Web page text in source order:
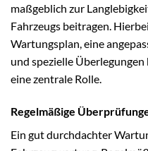
maßgeblich zur
Fahrzeugs beitragen.
Wartungsplan, eine
und spezielle
eine zentrale Rolle.
Regelmäßige
Ein gut durchdachter